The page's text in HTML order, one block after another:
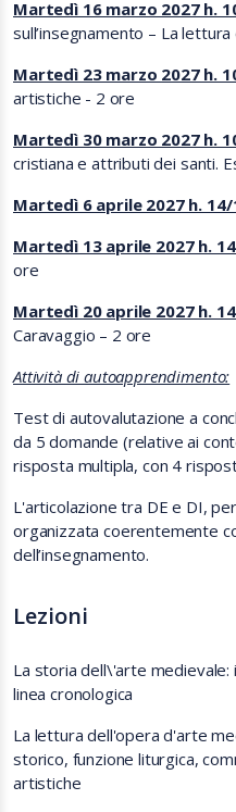
Martedì 16 marzo 2027 h.
sull’insegnamento – La
Martedì 23 marzo 2027 h.
artistiche - 2 ore
Martedì 30 marzo 2027 h.
cristiana e attributi dei santi.
Martedì 6 aprile 2027 h. 14/
Martedì 13 aprile 2027 h.
ore
Martedì 20 aprile 2027 h.
Caravaggio – 2 ore
Attività di autoapprendimento:
Test di autovalutazione a
da 5 domande (relative ai
risposta multipla, con 4
L'articolazione tra DE e DI,
organizzata coerentemente
dell’insegnamento.
Lezioni
La storia dell\'arte
linea cronologica
La lettura dell'opera d'arte
storico, funzione liturgica,
artistiche